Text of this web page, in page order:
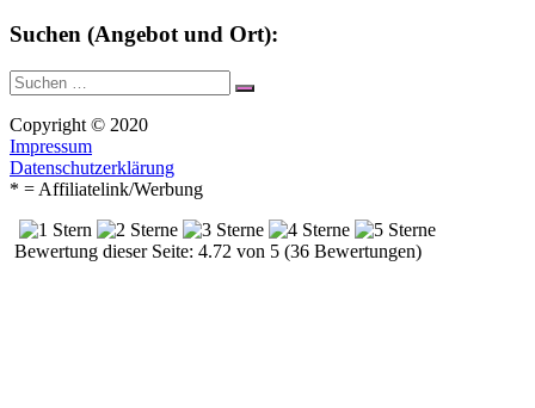
Suchen (Angebot und Ort):
Suche
nach:
Suchen
Copyright © 2020
Impressum
Datenschutzerklärung
* = Affiliatelink/Werbung
Bewertung dieser Seite: 4.72 von 5 (36 Bewertungen)